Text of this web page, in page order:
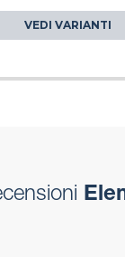
VEDI VARIANTI